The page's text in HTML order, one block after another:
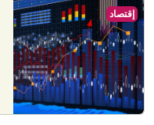
إقتصاد